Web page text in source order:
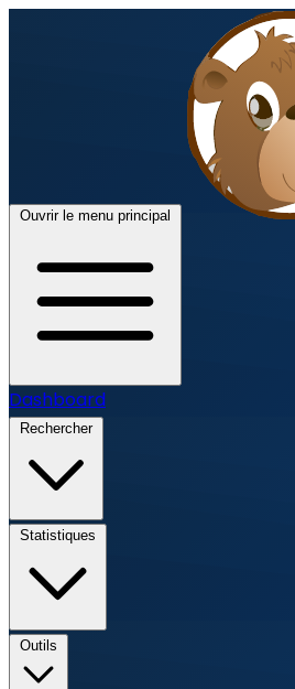
Ouvrir le menu principal
Dashboard
Rechercher
Statistiques
Outils